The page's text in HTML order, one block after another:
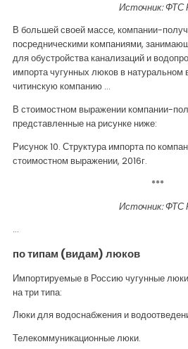
Источник: ФТС
В большей своей массе, компании-
посредническими компаниями,
для обустройства канализаций и
импорта чугунных люков в
читинскую компанию …
В стоимостном выражении компании-
представленные на рисунке ниже:
Рисунок 10. Структура импорта по
стоимостном выражении, 2016г.
***
Источник: ФТС
…
по типам (видам) люков
Импортируемые в Россию чугунные
на три типа:
Люки для водоснабжения и
Телекоммуникационные люки.